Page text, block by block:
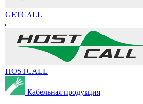
GETCALL
HOSTCALL
Кабельная продукция